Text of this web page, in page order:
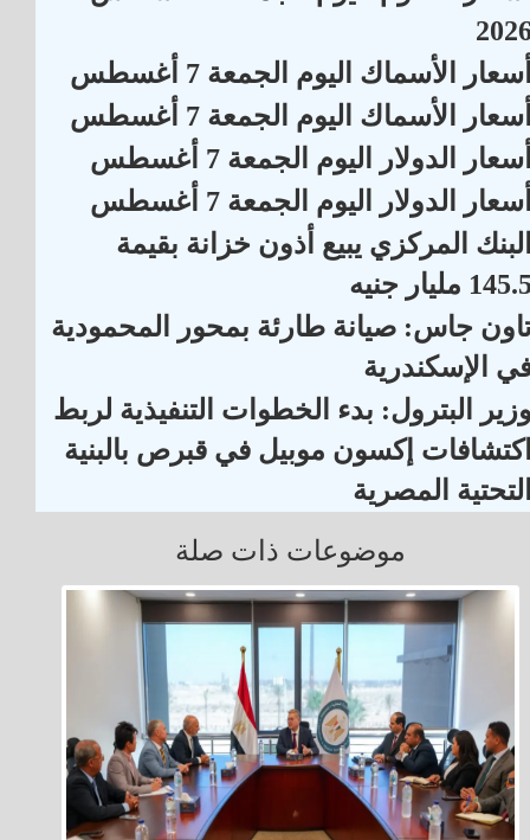
الأسماك اليوم الجمعة 7 أغسطس
الأسماك اليوم الجمعة 7 أغسطس
الدولار اليوم الجمعة 7 أغسطس
الدولار اليوم الجمعة 7 أغسطس
المركزي يبيع أذون خزانة بقيمة
مليار جنيه
جاس: صيانة طارئة بمحور المحمودية
الإسكندرية
البترول: بدء الخطوات التنفيذية لربط
إكسون موبيل في قبرص بالبنية
المصرية
موضوعات ذات صلة